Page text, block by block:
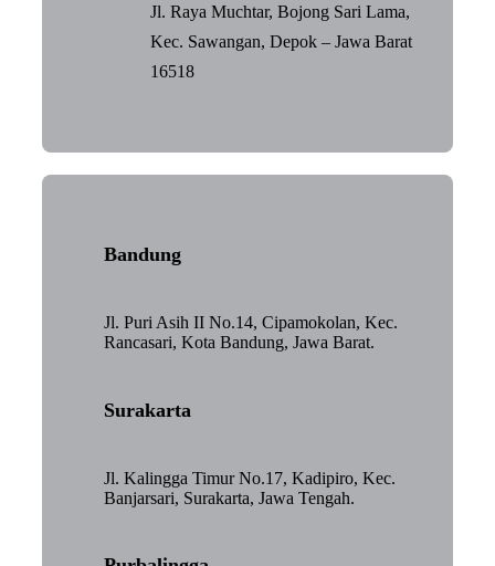
Jl. Raya Muchtar, Bojong Sari Lama,
Kec. Sawangan, Depok – Jawa Barat
16518
Bandung
Jl. Puri Asih II No.14, Cipamokolan, Kec.
Rancasari, Kota Bandung, Jawa Barat.
Surakarta
Jl. Kalingga Timur No.17, Kadipiro, Kec.
Banjarsari, Surakarta, Jawa Tengah.